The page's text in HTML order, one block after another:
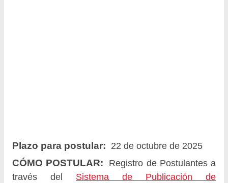
Plazo para postular: 22 de octubre de 2025
CÓMO POSTULAR:
Registro de Postulantes a
través del Sistema de Publicación de